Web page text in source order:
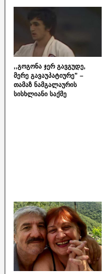
,,გოგონა ჯერ გავგუდე,
მერე გავაუპატიურე” –
თამაზ ნამგალაურის
სისხლიანი საქმე